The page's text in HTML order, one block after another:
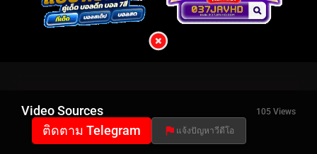
Video Sources 105 Views
ติดตาม Telegram แจ้งปัญหาวีดีโอ